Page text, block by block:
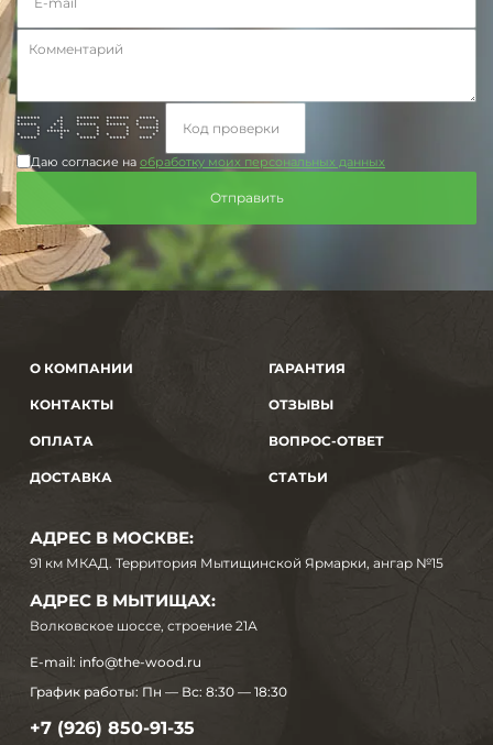
******* * ******* ******* *****
* ** * * * *
****** * * ****** ****** * *
* * * * * ******
* ******* * * *
* * * * * * * *
***** * ***** ***** ****
Даю согласие на обработку моих персональных данных
О КОМПАНИИ
КОНТАКТЫ
ОПЛАТА
ДОСТАВКА
ГАРАНТИЯ
ОТЗЫВЫ
ВОПРОС-ОТВЕТ
СТАТЬИ
АДРЕС В МОСКВЕ:
91 км МКАД. Территория Мытищинской Ярмарки, ангар №15
АДРЕС В МЫТИЩАХ:
Волковское шоссе, строение 21А
E-mail: info@the-wood.ru
График работы: Пн — Вс: 8:30 — 18:30
+7 (926) 850-91-35